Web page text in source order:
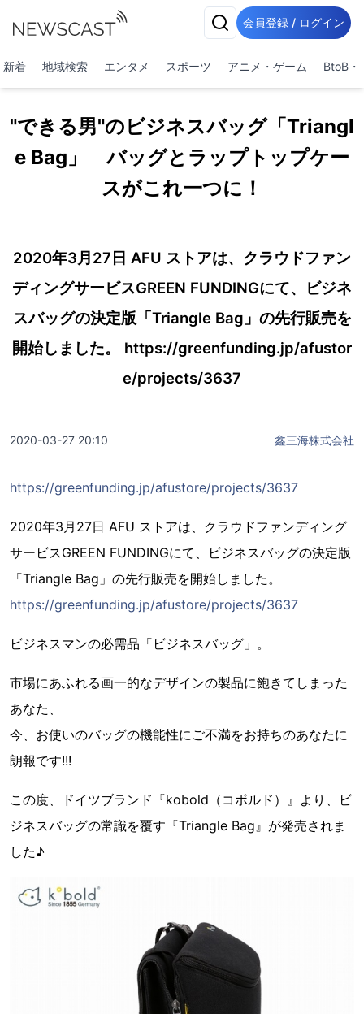
会員登録 / ログイン
新着 地域検索 エンタメ スポーツ アニメ・ゲーム BtoB・
"できる男"のビジネスバッグ「Triangl
e Bag」 バッグとラップトップケー
スがこれ一つに！
2020年3月27日 AFU ストアは、クラウドファン
ディングサービスGREEN FUNDINGにて、ビジネ
スバッグの決定版「Triangle Bag」の先行販売を
開始しました。 https://greenfunding.jp/afustor
e/projects/3637
2020-03-27 20:10 鑫三海株式会社
https://greenfunding.jp/afustore/projects/3637
2020年3月27日 AFU ストアは、クラウドファンディング
サービスGREEN FUNDINGにて、ビジネスバッグの決定版
「Triangle Bag」の先行販売を開始しました。
https://greenfunding.jp/afustore/projects/3637
ビジネスマンの必需品「ビジネスバッグ」。
市場にあふれる画一的なデザインの製品に飽きてしまった
あなた、
今、お使いのバッグの機能性にご不満をお持ちのあなたに
朗報です!!!
この度、ドイツブランド『kobold（コボルド）』より、ビ
ジネスバッグの常識を覆す『Triangle Bag』が発売されま
した♪